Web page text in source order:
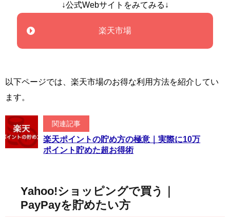
↓公式Webサイトをみてみる↓
楽天市場
以下ページでは、楽天市場のお得な利用方法を紹介してい
ます。
関連記事
楽天ポイントの貯め方の極意｜実際に10万
ポイント貯めた超お得術
Yahoo!ショッピングで買う｜
PayPayを貯めたい方